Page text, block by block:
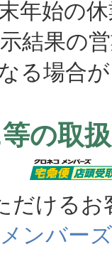
年始の
結果の
場合が
等の取
けるお
ンバーズ